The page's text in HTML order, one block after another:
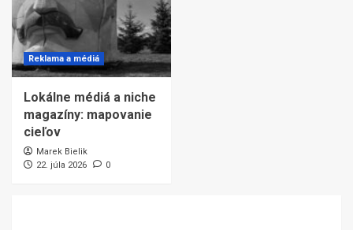
Reklama a médiá
Lokálne médiá a niche
magazíny: mapovanie
cieľov
Marek Bielik
22. júla 2026
0